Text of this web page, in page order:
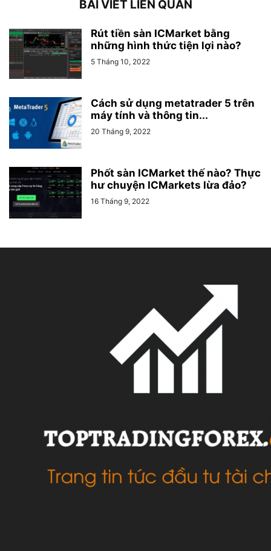
BÀI VIẾT LIÊN QUAN
Rút tiền sàn ICMarket bằng
những hình thức tiện lợi nào?
5 Tháng 10, 2022
Cách sử dụng metatrader 5 trên
máy tính và thông tin...
20 Tháng 9, 2022
Phốt sàn ICMarket thế nào? Thực
hư chuyện ICMarkets lừa đảo?
16 Tháng 9, 2022